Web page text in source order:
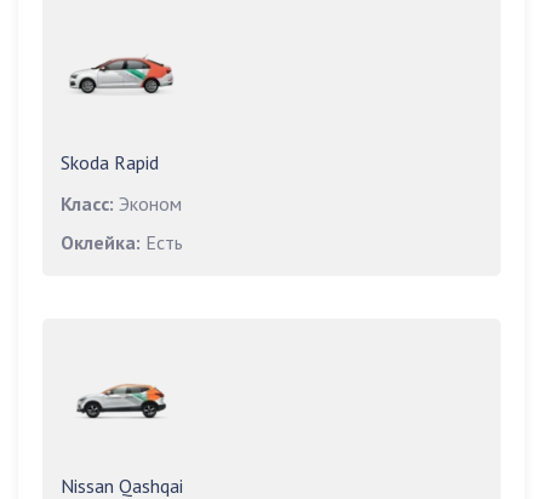
Skoda Rapid
Класс: Эконом
Оклейка: Есть
Nissan Qashqai